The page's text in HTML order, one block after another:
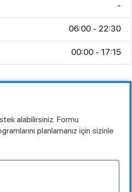
-
06:00 - 22:30
00:00 - 17:15
alabilirsiniz. Formu
planlamanız için sizinle